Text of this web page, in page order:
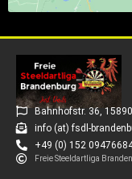
Bahnhofstr. 36,
info (at) fsdl-
+49 (0) 152
Freie Steeldartliga